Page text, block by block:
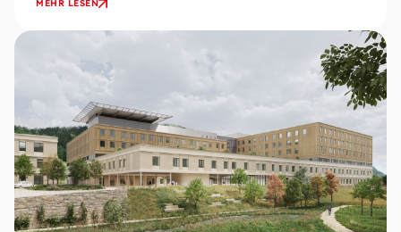
MEHR LESEN